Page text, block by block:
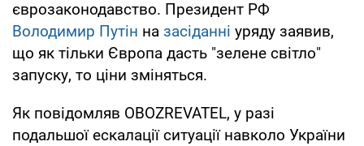
єврозаконодавство. Президент РФ
Володимир Путін на засіданні уряду заявив,
що як тільки Європа дасть "зелене світло"
запуску, то ціни зміняться.
Як повідомляв OBOZREVATEL, у разі
подальшої ескалації ситуації навколо України